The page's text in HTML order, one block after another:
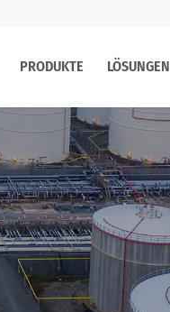
PRODUKTE LÖSUNGEN